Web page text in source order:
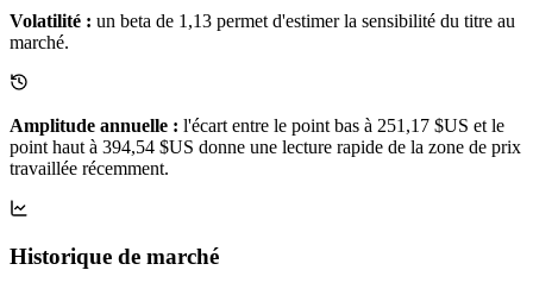
Volatilité : un beta de 1,13 permet d'estimer la sensibilité du titre au
marché.
Amplitude annuelle : l'écart entre le point bas à 251,17 $US et le
point haut à 394,54 $US donne une lecture rapide de la zone de prix
travaillée récemment.
Historique de marché